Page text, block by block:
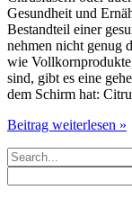
Gesundheit und
Bestandteil einer
nehmen nicht genug
wie
sind, gibt es eine
dem Schirm hat:
Citrusfasern
Das
unbekannte
Superfood
Beitrag weiterlesen »
Suchen
nach: